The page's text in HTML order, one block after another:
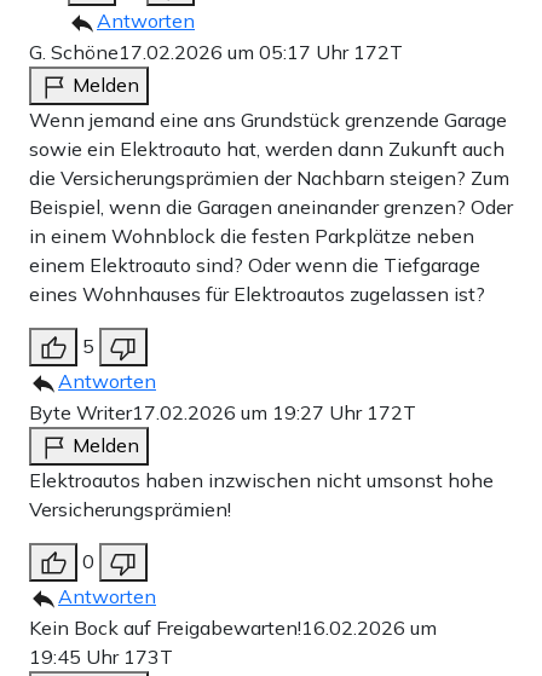
Antworten
G. Schöne17.02.2026 um 05:17 Uhr 172T
Melden
Wenn jemand eine ans Grundstück grenzende Garage
sowie ein Elektroauto hat, werden dann Zukunft auch
die Versicherungsprämien der Nachbarn steigen? Zum
Beispiel, wenn die Garagen aneinander grenzen? Oder
in einem Wohnblock die festen Parkplätze neben
einem Elektroauto sind? Oder wenn die Tiefgarage
eines Wohnhauses für Elektroautos zugelassen ist?
5
Antworten
Byte Writer17.02.2026 um 19:27 Uhr 172T
Melden
Elektroautos haben inzwischen nicht umsonst hohe
Versicherungsprämien!
0
Antworten
Kein Bock auf Freigabewarten!16.02.2026 um
19:45 Uhr 173T